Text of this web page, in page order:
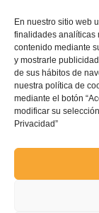
En nuestro sitio web
finalidades analíticas
contenido mediante
y mostrarle
de sus hábitos de
nuestra política de
mediante el botón
modificar su
Privacidad”
